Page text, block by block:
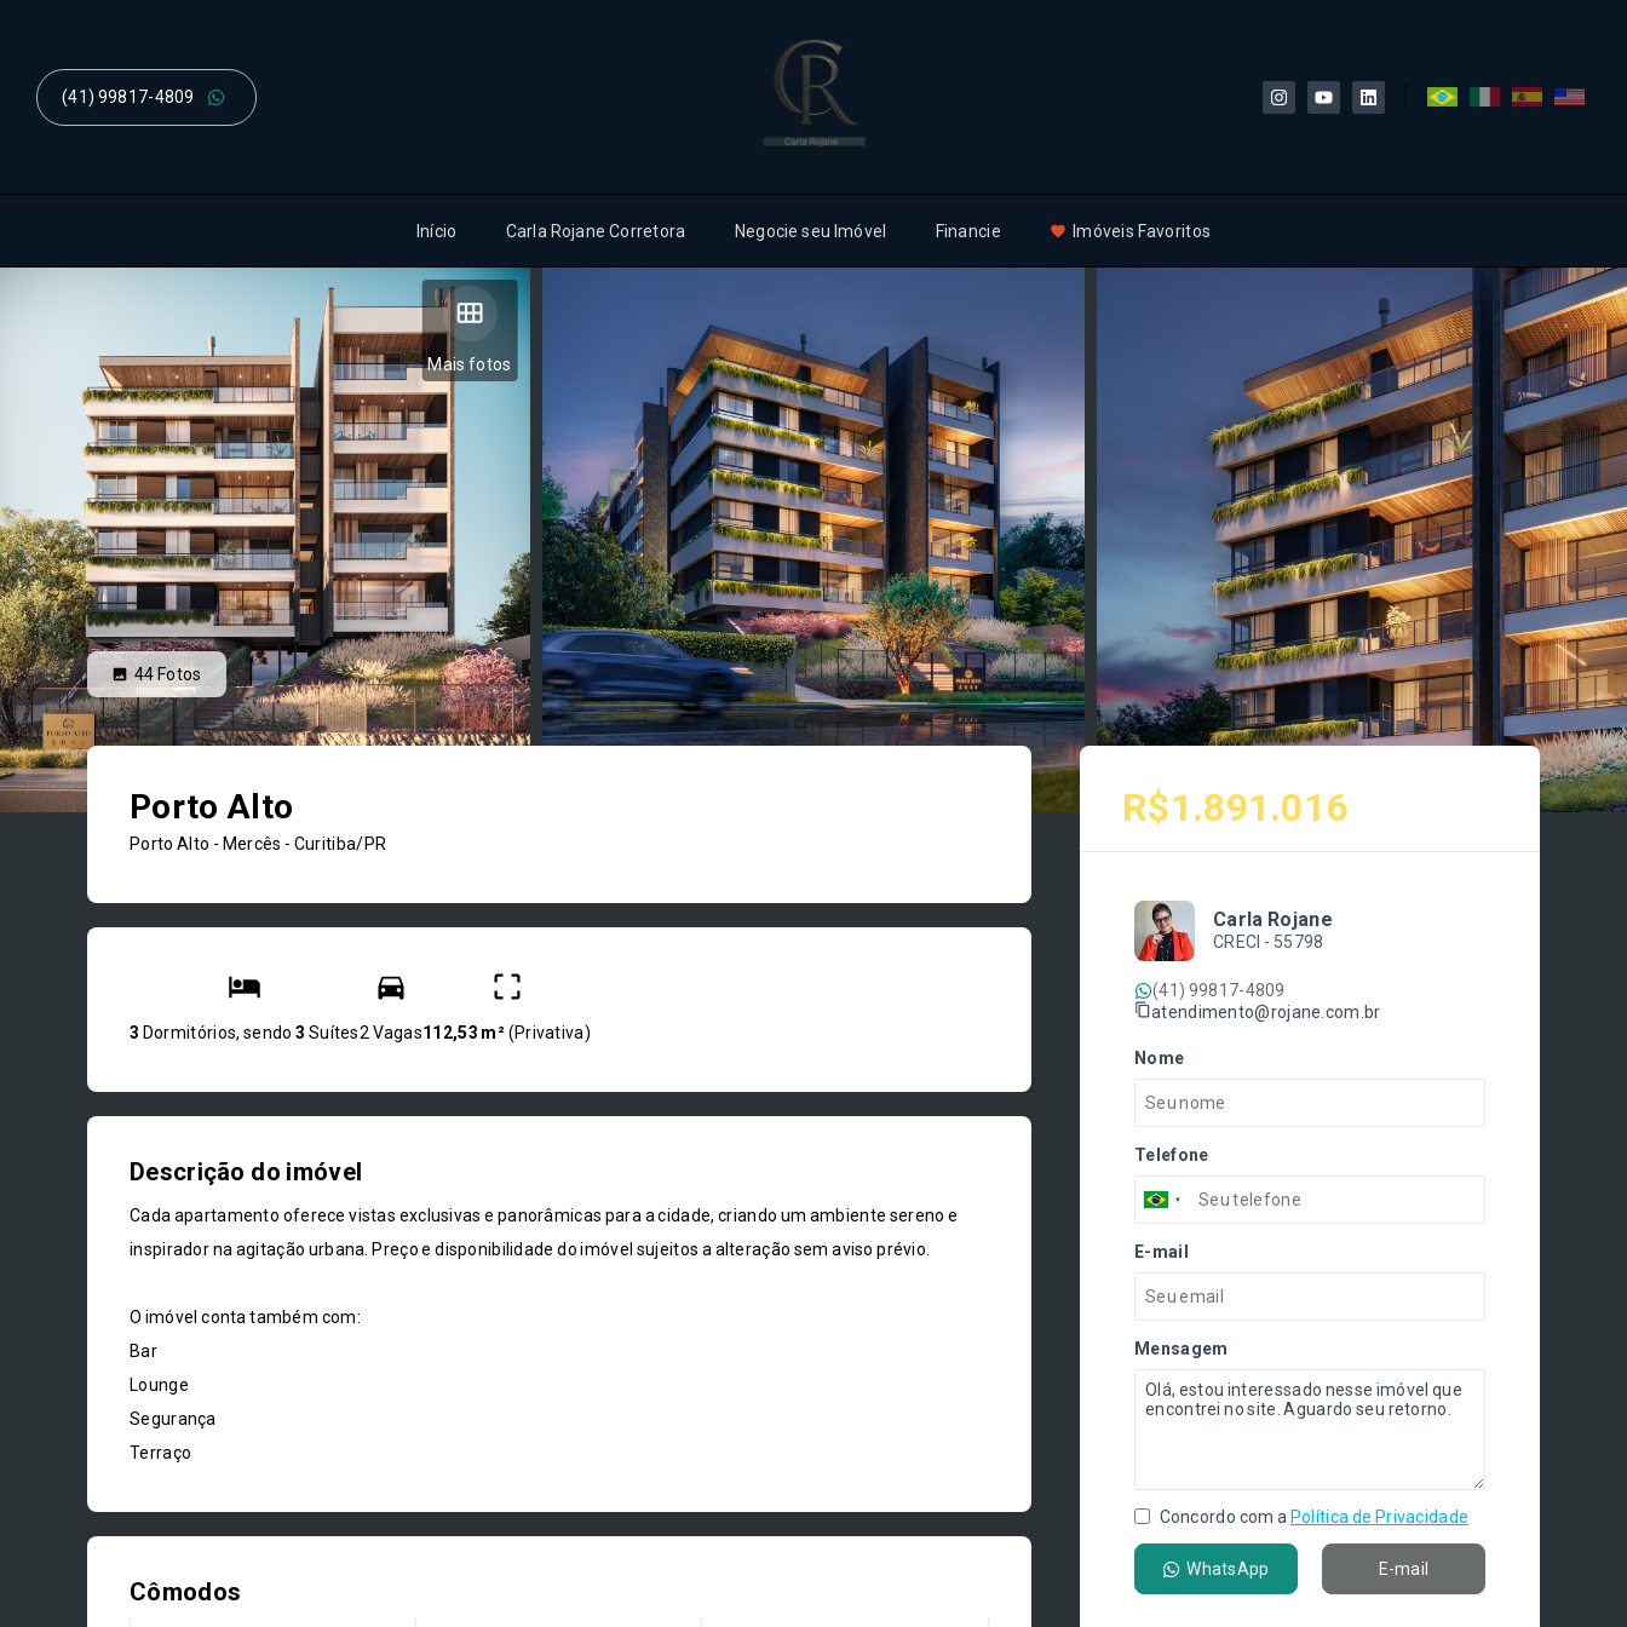
(41) 99817-4809
Início Carla Rojane Corretora Negocie seu Imóvel Financie Imóveis Favoritos
Mais fotos
44Fotos
Porto Alto
Porto Alto - Mercês - Curitiba/PR
3 Dormitórios, sendo3 Suítes2 Vagas112,53 m²(Privativa)
Descrição do imóvel
Cada apartamento oferece vistas exclusivas e panorâmicas para a cidade, criando um ambiente sereno e
inspirador na agitação urbana. Preço e disponibilidade do imóvel sujeitos a alteração sem aviso prévio.
O imóvel conta também com:
Bar
Lounge
Segurança
Terraço
Cômodos
R$1.891.016
Carla Rojane
CRECI - 55798
(41) 99817-4809
atendimento@rojane.com.br
Nome
Telefone
E-mail
Mensagem
Concordo com a Política de Privacidade
WhatsApp E-mail